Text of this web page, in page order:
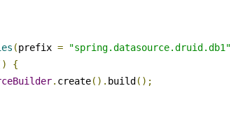
(prefix = "spring.datasource.druid.db1"
{
. create(). build ();